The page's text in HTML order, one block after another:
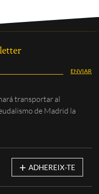
transportar al
de Madrid la
+ ADHEREIX-TE